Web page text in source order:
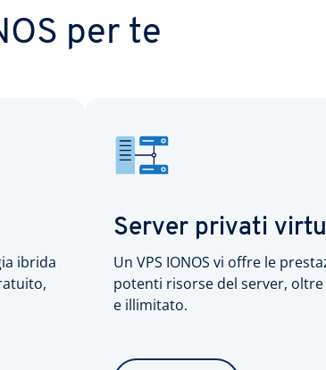
per te
ibrida
Server privati
Un VPS IONOS vi offre le
potenti risorse del server,
e illimitato.